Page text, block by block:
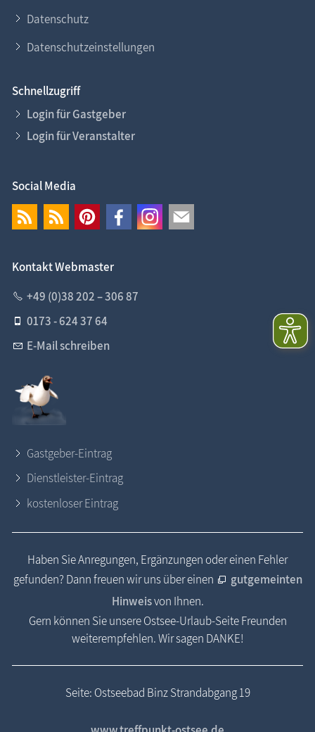
Datenschutz
Datenschutzeinstellungen
Schnellzugriff
Login für Gastgeber
Login für Veranstalter
Social Media
Kontakt Webmaster
+49 (0)38 202 – 306 87
0173 - 624 37 64
E-Mail schreiben
Gastgeber-Eintrag
Dienstleister-Eintrag
kostenloser Eintrag
Haben Sie Anregungen, Ergänzungen oder einen Fehler
gefunden? Dann freuen wir uns über einen
gutgemeinten
Hinweisvon Ihnen.
Gern können Sie unsere Ostsee-Urlaub-Seite Freunden
weiterempfehlen. Wir sagen DANKE!
Seite: Ostseebad Binz Strandabgang 19